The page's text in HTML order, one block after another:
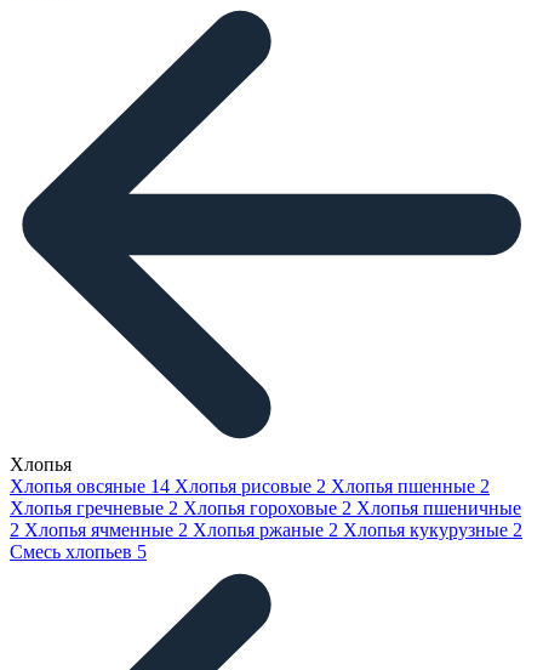
Хлопья
Хлопья овсяные 14 Хлопья рисовые 2 Хлопья пшенные 2
Хлопья гречневые 2 Хлопья гороховые 2 Хлопья пшеничные
2 Хлопья ячменные 2 Хлопья ржаные 2 Хлопья кукурузные 2
Смесь хлопьев 5